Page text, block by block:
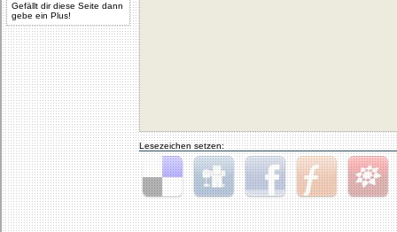
Gefällt dir diese Seite dann
gebe ein Plus!
Lesezeichen setzen:
Delicious Digg Facebook Furl StudiVZ